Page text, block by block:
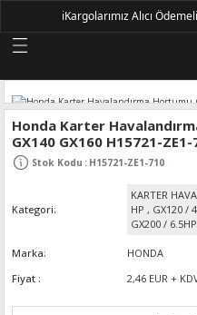
Geri Dön
KASNAKLI ALTERNATÖRLER - 1500
Honda Karter
GX140 GX160 H15721-ZE1-
Stok Kodu : H15721-ZE1-710
Kategori
KARTER
HP , GX120 /
GX200 / 6.5HP
Marka
HONDA
Fiyat
2,46 EUR +
ℹ️Kargolarımız Alıcı